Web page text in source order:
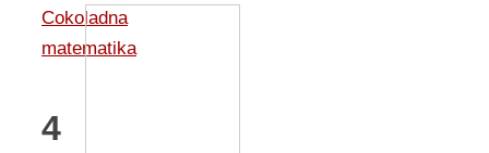
Cokoladna
matematika
4